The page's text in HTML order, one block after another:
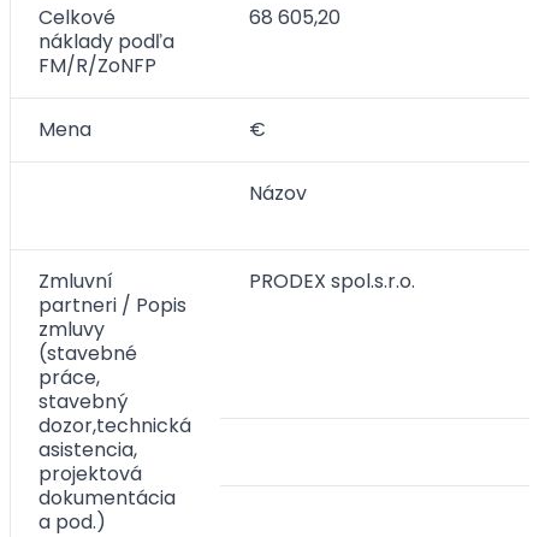
Celkové
náklady podľa
FM/R/ZoNFP
68 605,20
Mena €
Názov
Zmluvní
partneri / Popis
zmluvy
(stavebné
práce,
stavebný
dozor,technická
asistencia,
projektová
dokumentácia
a pod.)
PRODEX spol.s.r.o.